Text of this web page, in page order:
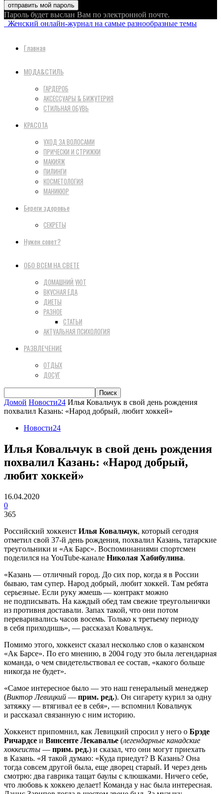
Пароль будет выслан Вам по электронной почте.
Женский онлайн-журнал на самые разнообразные темы
Главная
МОДА&СТИЛЬ
ГАРДЕРОБ
АКСЕССУАРЫ & БИЖУТЕРИЯ
СТИЛЬНАЯ ОБУВЬ
КРАСОТА
УХОД ЗА ВОЛОСАМИ
ПРИЧЕСКИ И СТРИЖКИ
МАКИЯЖ
ПИЛИНГИ
КОСМЕТОЛОГИЯ
МАНИКЮР
Береги здоровье
СЕКРЕТЫ
Нужен совет?
ОБО ВСЕМ НА СВЕТЕ
ДОМАШНИЙ УЮТ
ВКУСНАЯ ЕДА
ДИЕТЫ
РАЗНОЕ
СТАТЬИ
АКТУАЛЬНАЯ ПСИХОЛОГИЯ
РАЗВЛЕЧЕНИЕ
ОТДЫХ
ДОСУГ
Домой Новости24 Илья Ковальчук в свой день рождения
похвалил Казань: «Народ добрый, любит хоккей»
Новости24
Илья Ковальчук в свой день рождения
похвалил Казань: «Народ добрый,
любит хоккей»
16.04.2020
0
365
Российский хоккеист Илья Ковальчук, который сегодня
отметил свой 37-й день рождения, похвалил Казань, татарские
треугольники и «Ак Барс». Воспоминаниями спортсмен
поделился на YouTube-канале Николая Хабибулина.
«Казань — отличный город. До сих пор, когда я в России
бываю, там супер. Народ добрый, любит хоккей. Там ребята
серьезные. Если руку жмешь — контракт можно
не подписывать. На каждый обед там свежие треугольнички
из противня доставали. Запах такой, что они потом
переваривались часов восемь. Только к третьему периоду
в себя приходишь», — рассказал Ковальчук.
Помимо этого, хоккеист сказал несколько слов о казанском
«Ак Барсе». По его мнению, в 2004 году это была легендарная
команда, о чем свидетельствовал ее состав, «какого больше
никогда не будет».
«Самое интересное было — это наш генеральный менеджер
(Виктор Левицкий — прим. ред.). Он сигарету курил за одну
затяжку — втягивал ее в себя», — вспомнил Ковальчук
и рассказал связанную с ним историю.
Хоккеист припомнил, как Левицкий спросил у него о Брэде
Ричардсе и Винсенте Лекавалье (легендарные канадские
хоккеисты — прим. ред.) и сказал, что они могут приехать
в Казань. «Я такой думаю: «Куда приедут? В Казань? Она
тогда совсем другой была, еще дворец старый. И через день
смотрю: два гаврика тащат баулы с клюшками. Ничего себе,
что любовь к хоккею делает! Команда у нас была интересная.